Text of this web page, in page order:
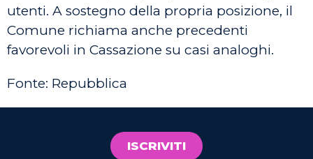
utenti. A sostegno della propria posizione, il
Comune richiama anche precedenti
favorevoli in Cassazione su casi analoghi.
Fonte: Repubblica
ISCRIVITI